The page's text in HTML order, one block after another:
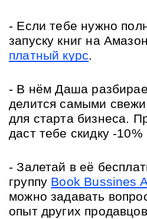
- Если тебе нужно
платный курс.
- В нём Даша
делится самыми
для старта бизнеса.
даст тебе скидку -10%
- Залетай в её
группу Book Bussines
можно задавать
опыт других